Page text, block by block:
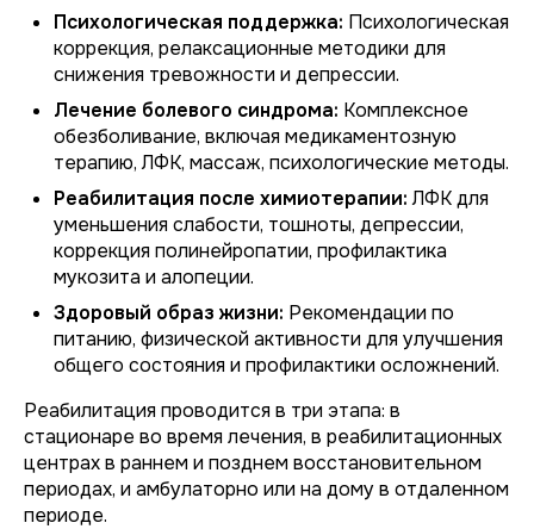
Психологическая поддержка: Психологическая
коррекция, релаксационные методики для
снижения тревожности и депрессии.
Лечение болевого синдрома: Комплексное
обезболивание, включая медикаментозную
терапию, ЛФК, массаж, психологические методы.
Реабилитация после химиотерапии:ЛФК для
уменьшения слабости, тошноты, депрессии,
коррекция полинейропатии, профилактика
мукозита и алопеции.
Здоровый образ жизни: Рекомендации по
питанию, физической активности для улучшения
общего состояния и профилактики осложнений.
Реабилитация проводится в три этапа: в
стационаре во время лечения, в реабилитационных
центрах в раннем и позднем восстановительном
периодах, и амбулаторно или на дому в отдаленном
периоде.